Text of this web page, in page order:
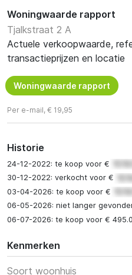
Woningwaarde rapport
Tjalkstraat 2 A
Actuele verkoopwaarde,
transactieprijzen en locatie
Woningwaarde rapport
Per e-mail, € 19,95
Historie
24-12-2022: te koop voor €
30-12-2022: verkocht voor €
03-04-2026: te koop voor €
06-05-2026: niet langer
06-07-2026: te koop voor €
Kenmerken
Soort woonhuis